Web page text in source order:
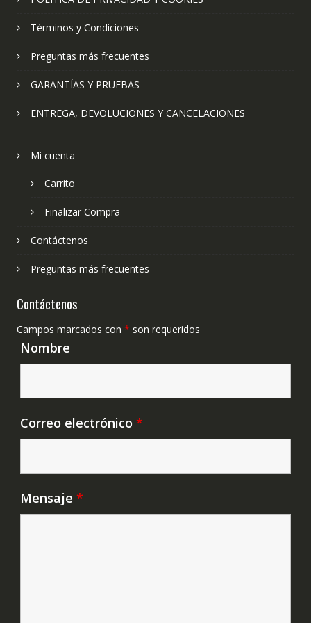
Términos y Condiciones
Preguntas más frecuentes
GARANTÍAS Y PRUEBAS
ENTREGA, DEVOLUCIONES Y CANCELACIONES
Mi cuenta
Carrito
Finalizar Compra
Contáctenos
Preguntas más frecuentes
Contáctenos
Campos marcados con * son requeridos
Nombre
Correo electrónico *
Mensaje *